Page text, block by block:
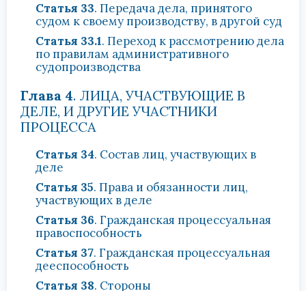
Статья 33. Передача дела, принятого
судом к своему производству, в другой суд
Статья 33.1. Переход к рассмотрению дела
по правилам административного
судопроизводства
Глава 4. ЛИЦА, УЧАСТВУЮЩИЕ В
ДЕЛЕ, И ДРУГИЕ УЧАСТНИКИ
ПРОЦЕССА
Статья 34. Состав лиц, участвующих в
деле
Статья 35. Права и обязанности лиц,
участвующих в деле
Статья 36. Гражданская процессуальная
правоспособность
Статья 37. Гражданская процессуальная
дееспособность
Статья 38. Стороны